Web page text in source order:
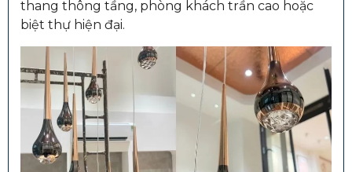
thang thông tầng, phòng khách trần cao hoặc
biệt thự hiện đại.